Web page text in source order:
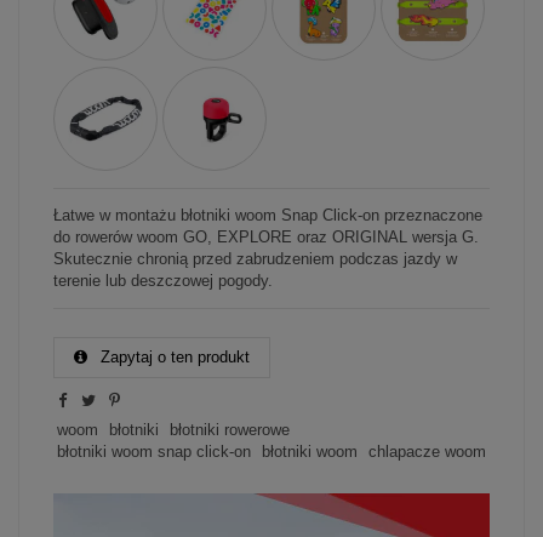
Łatwe w montażu błotniki woom Snap Click-on przeznaczone
do rowerów woom GO, EXPLORE oraz ORIGINAL wersja G.
Skutecznie chronią przed zabrudzeniem podczas jazdy w
terenie lub deszczowej pogody.
Zapytaj o ten produkt
woom błotniki
błotniki rowerowe
błotniki woom snap click-on
błotniki woom chlapacze woom